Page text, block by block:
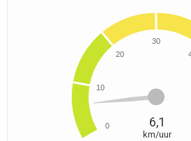
0
10
20
30
6,1
km/uur